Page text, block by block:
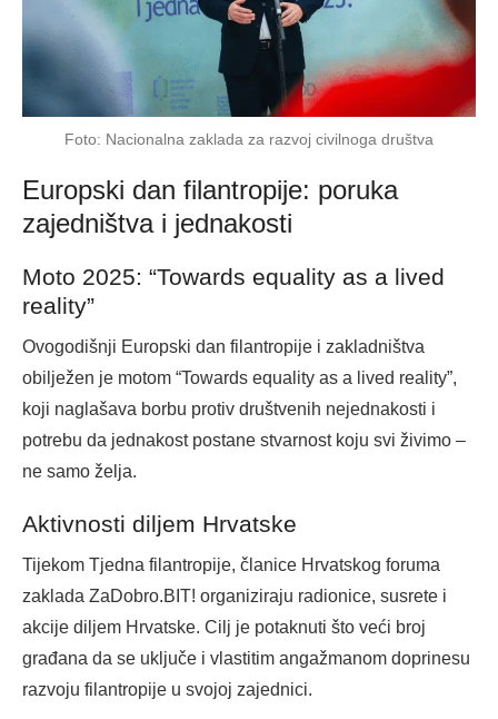
Foto: Nacionalna zaklada za razvoj civilnoga društva
Europski dan filantropije: poruka
zajedništva i jednakosti
Moto 2025: “Towards equality as a lived
reality”
Ovogodišnji Europski dan filantropije i zakladništva
obilježen je motom “Towards equality as a lived reality”,
koji naglašava borbu protiv društvenih nejednakosti i
potrebu da jednakost postane stvarnost koju svi živimo –
ne samo želja.
Aktivnosti diljem Hrvatske
Tijekom Tjedna filantropije, članice Hrvatskog foruma
zaklada ZaDobro.BIT! organiziraju radionice, susrete i
akcije diljem Hrvatske. Cilj je potaknuti što veći broj
građana da se uključe i vlastitim angažmanom doprinesu
razvoju filantropije u svojoj zajednici.